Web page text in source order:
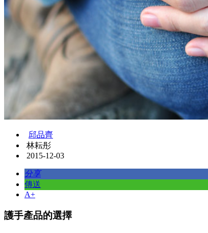
邱品齊
林耘彤
2015-12-03
分享
傳送
A+
護手產品的選擇